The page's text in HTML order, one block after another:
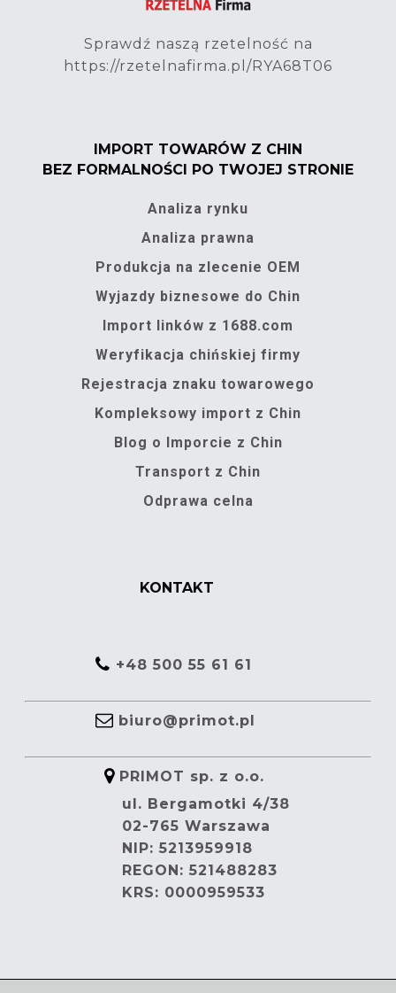
Sprawdź naszą rzetelność na
https://rzetelnafirma.pl/RYA68T06
IMPORT TOWARÓW Z CHIN
BEZ FORMALNOŚCI PO TWOJEJ STRONIE
Analiza rynku
Analiza prawna
Produkcja na zlecenie OEM
Wyjazdy biznesowe do Chin
Import linków z 1688.com
Weryfikacja chińskiej firmy
Rejestracja znaku towarowego
Kompleksowy import z Chin
Blog o Imporcie z Chin
Transport z Chin
Odprawa celna
KONTAKT
+48 500 55 61 61
biuro@primot.pl
PRIMOT sp. z o.o.
ul. Bergamotki 4/38
02-765 Warszawa
NIP: 5213959918
REGON: 521488283
KRS: 0000959533